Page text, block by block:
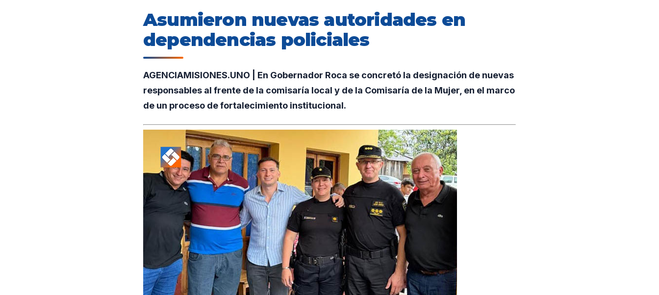
Asumieron nuevas autoridades en
dependencias policiales
AGENCIAMISIONES.UNO | En Gobernador Roca se concretó la designación de nuevas
responsables al frente de la comisaría local y de la Comisaría de la Mujer, en el marco
de un proceso de fortalecimiento institucional.